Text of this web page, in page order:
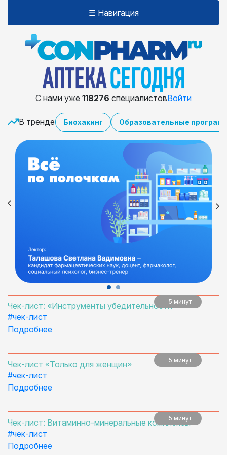
☰ Навигация
С нами уже 118276 специалистовВойти
В тренде Биохакинг Образовательные
5 минут
Чек-лист: «Инструменты убедительности»
#чек-лист
Подробнее
5 минут
Чек-лист «Только для женщин»
#чек-лист
Подробнее
5 минут
Чек-лист: Bитаминно-минеральные комплексы
#чек-лист
Подробнее